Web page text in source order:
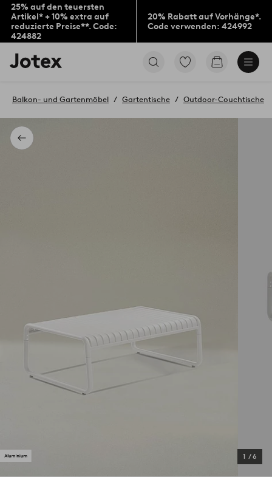
25% auf den teuersten
Artikel* + 10% extra auf
reduzierte Preise**. Code:
424882
20% Rabatt auf Vorhänge*.
Code verwenden: 424992
Jotex-
Logo
Startseite
Zu
Favoriten
Produkten
Zum
Zurück
Balkon- und Gartenmöbel Gartentische Outdoor-Couchtische
1 /6